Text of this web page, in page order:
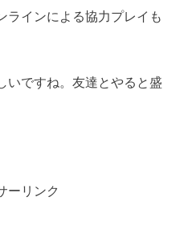
ラインによる協力プレイも
いですね。友達とやると盛
ーリンク